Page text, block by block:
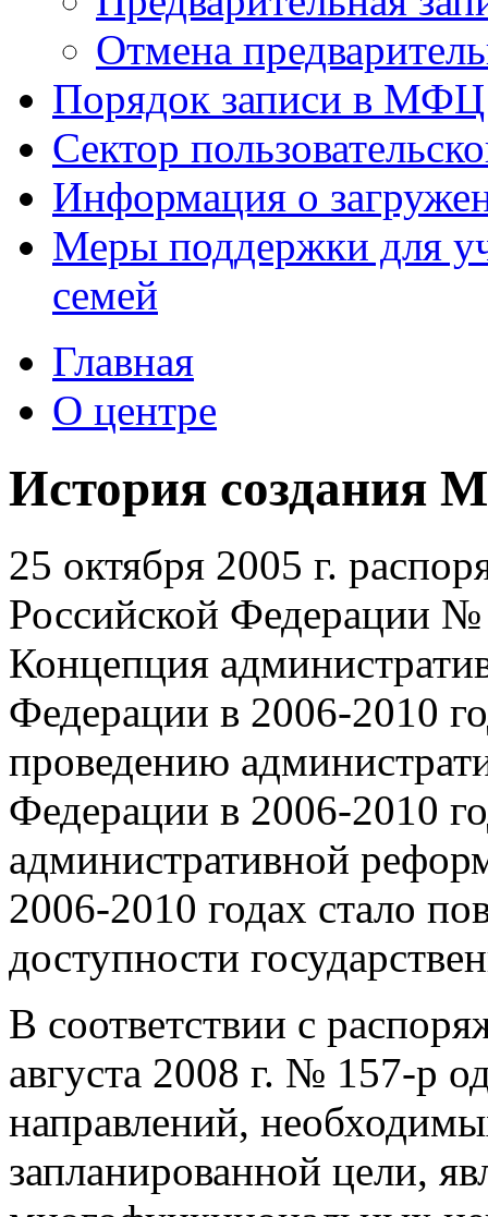
Отмена
Порядок записи в МФЦ
Сектор
Информация о
Меры поддержки для
семей
Главная
О центре
История создания
25 октября 2005 г.
Российской Федерации
Концепция
Федерации в 2006-2010
проведению
Федерации в 2006-2010
административной
2006-2010 годах стало
доступности
В соответствии с
августа 2008 г. № 157-р
направлений,
запланированной цели,